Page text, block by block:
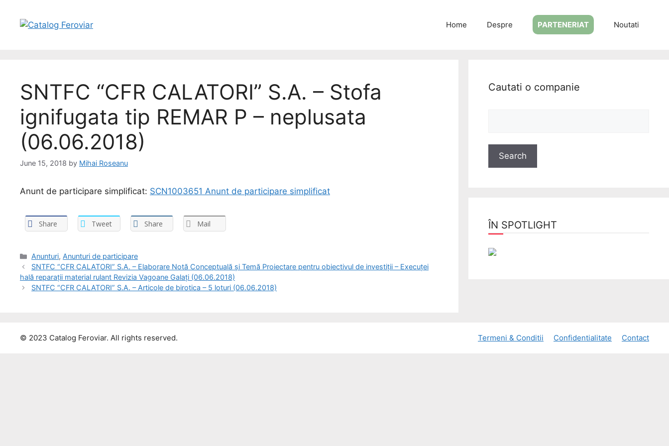
Home Despre PARTENERIAT Noutati
SNTFC “CFR CALATORI” S.A. – Stofa
ignifugata tip REMAR P – neplusata
(06.06.2018)
June 15, 2018 by Mihai Roseanu
Anunt de participare simplificat: SCN1003651 Anunt de participare simplificat
Share Tweet Share Mail
Anunturi, Anunturi de participare
SNTFC “CFR CALATORI” S.A. – Elaborare Notă Conceptuală și Temă Proiectare pentru obiectivul de investiții – Execuței
hală reparații material rulant Revizia Vagoane Galați (06.06.2018)
SNTFC “CFR CALATORI” S.A. – Articole de birotica – 5 loturi (06.06.2018)
Cautati o companie
ÎN SPOTLIGHT
Termeni & Conditii Confidentialitate Contact
© 2023 Catalog Feroviar. All rights reserved.